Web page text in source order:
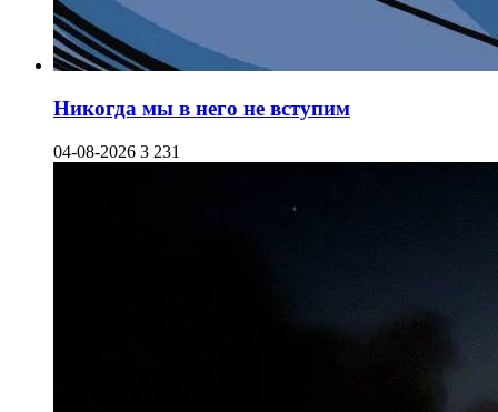
Никогда мы в него не вступим
04-08-2026 3 231